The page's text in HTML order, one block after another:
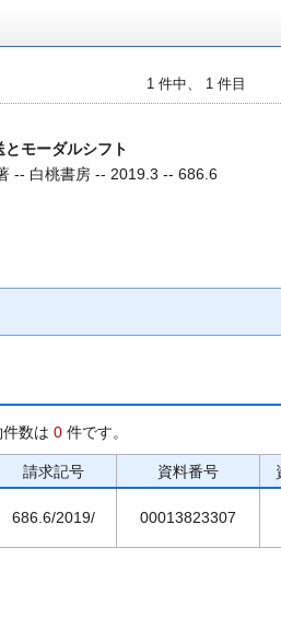
1 件中、 1 件目
モーダルシフト
-- 白桃書房 -- 2019.3 -- 686.6
数は 0 件です。
請求記号 資料番号
686.6/2019/ 00013823307